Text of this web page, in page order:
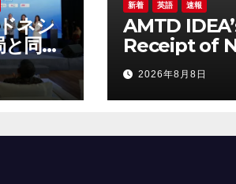
ネシ
と同国
ア連
新着 英語 速報
AMTD
Receipt of
Letter
ADS Trading
Below
2026年8月8日